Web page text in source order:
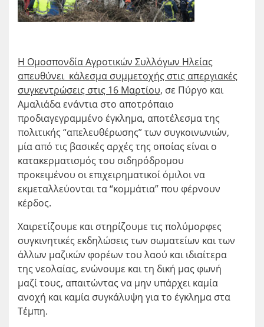
Η Ομοσπονδία Αγροτικών Συλλόγων Ηλείας
απευθύνει κάλεσμα συμμετοχής στις απεργιακές
συγκεντρώσεις στις 16 Μαρτίου, σε Πύργο και
Αμαλιάδα ενάντια στο αποτρόπαιο
προδιαγεγραμμένο έγκλημα, αποτέλεσμα της
πολιτικής “απελευθέρωσης” των συγκοινωνιών,
μία από τις βασικές αρχές της οποίας είναι ο
κατακερματισμός του σιδηρόδρομου
προκειμένου οι επιχειρηματικοί όμιλοι να
εκμεταλλεύονται τα “κομμάτια” που φέρνουν
κέρδος.
Χαιρετίζουμε και στηρίζουμε τις πολύμορφες
συγκινητικές εκδηλώσεις των σωματείων και των
άλλων μαζικών φορέων του λαού και ιδιαίτερα
της νεολαίας, ενώνουμε και τη δική μας φωνή
μαζί τους, απαιτώντας να μην υπάρχει καμία
ανοχή και καμία συγκάλυψη για το έγκλημα στα
Τέμπη.